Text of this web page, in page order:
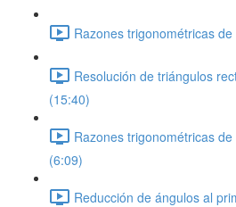
Razones trigonométricas de
Resolución de triángulos
(15:40)
Razones trigonométricas
(6:09)
Reducción de ángulos al